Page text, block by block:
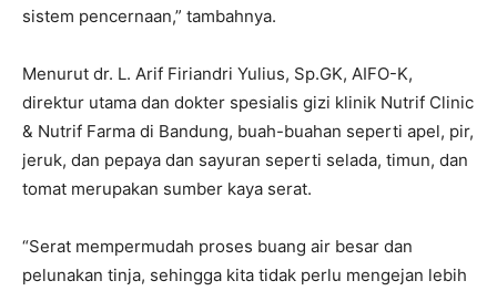
sistem pencernaan,” tambahnya.
Menurut dr. L. Arif Firiandri Yulius, Sp.GK, AIFO-K,
direktur utama dan dokter spesialis gizi klinik Nutrif Clinic
& Nutrif Farma di Bandung, buah-buahan seperti apel, pir,
jeruk, dan pepaya dan sayuran seperti selada, timun, dan
tomat merupakan sumber kaya serat.
“Serat mempermudah proses buang air besar dan
pelunakan tinja, sehingga kita tidak perlu mengejan lebih